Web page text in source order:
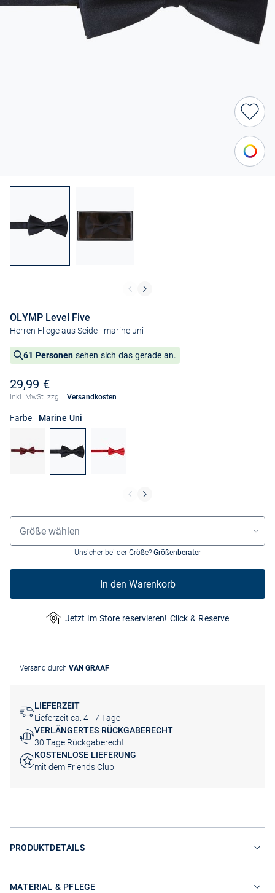
OLYMP Level Five
Herren Fliege aus Seide- marine uni
61 Personen sehen sich das gerade an.
29,99 €
Inkl. MwSt. zzgl. Versandkosten
Farbe: Marine Uni
Grössenauswahl
Größe wählen
Unsicher bei der Größe? Größenberater
In den Warenkorb
Jetzt im Store reservieren! Click & Reserve
Versand durch VAN GRAAF
LIEFERZEIT
Lieferzeit ca. 4 - 7 Tage
VERLÄNGERTES RÜCKGABERECHT
30 Tage Rückgaberecht
KOSTENLOSE LIEFERUNG
mit dem Friends Club
PRODUKTDETAILS
MATERIAL & PFLEGE